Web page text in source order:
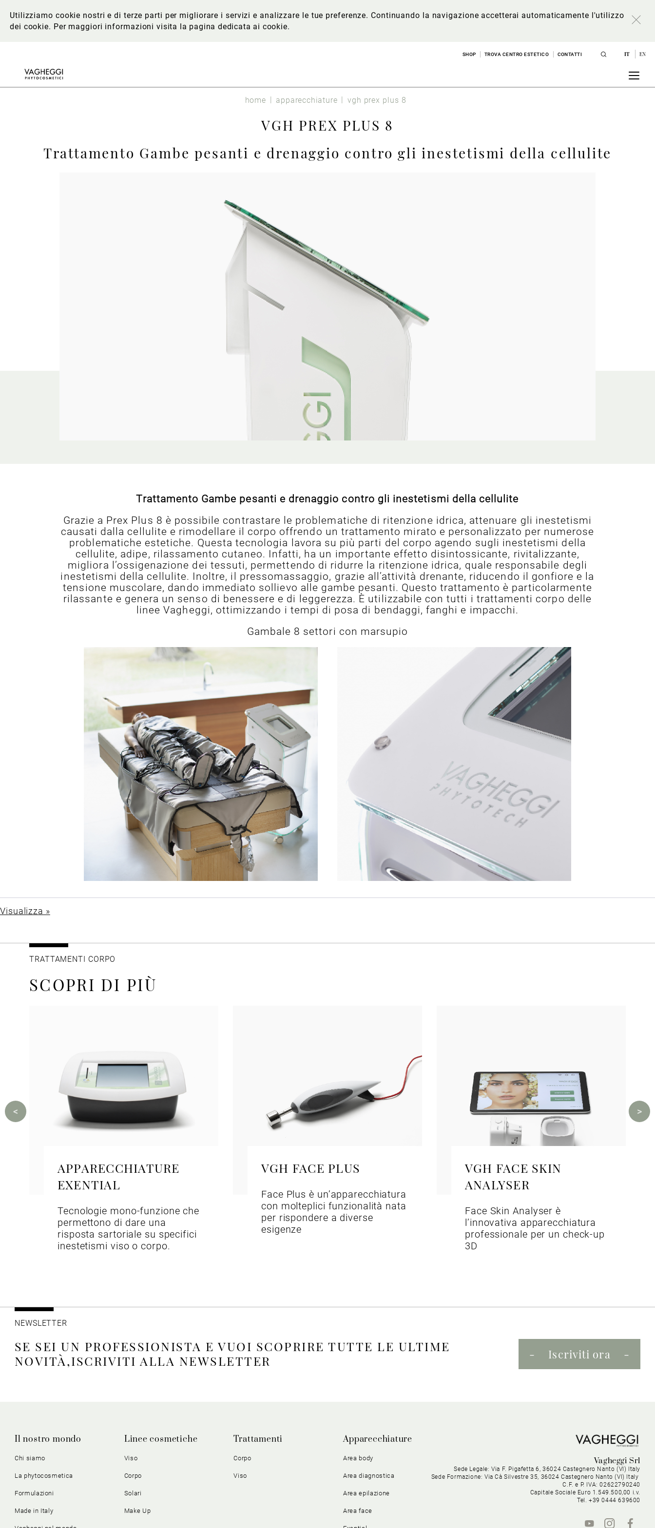
Utilizziamo cookie nostri e di terze parti per migliorare i servizi e analizzare le tue preferenze. Continuando la navigazione accetterai automaticamente l'utilizzo
dei cookie. Per maggiori informazionivisita la pagina dedicata ai cookie.
SHOP TROVA CENTRO ESTETICO CONTATTI IT EN
home apparecchiature vgh prex plus 8
VGH PREX PLUS 8
Trattamento Gambe pesanti e drenaggio contro gli inestetismi della cellulite
Trattamento Gambe pesanti e drenaggio contro gli inestetismi della cellulite
Grazie a Prex Plus 8 è possibile contrastare le problematiche di ritenzione idrica, attenuare gli inestetismi
causati dalla cellulite e rimodellare il corpo offrendo un trattamento mirato e personalizzato per numerose
problematiche estetiche. Questa tecnologia lavora su più parti del corpo agendo sugli inestetismi della
cellulite, adipe, rilassamento cutaneo. Infatti, ha un importante effetto disintossicante, rivitalizzante,
migliora l’ossigenazione dei tessuti, permettendo di ridurre la ritenzione idrica, quale responsabile degli
inestetismi della cellulite. Inoltre, il pressomassaggio, grazie all’attività drenante, riducendo il gonfiore e la
tensione muscolare, dando immediato sollievo alle gambe pesanti. Questo trattamento è particolarmente
rilassante e genera un senso di benessere e di leggerezza. È utilizzabile con tutti i trattamenti corpo delle
linee Vagheggi, ottimizzando i tempi di posa di bendaggi, fanghi e impacchi.
Gambale 8 settori con marsupio
Visualizza »
TRATTAMENTI CORPO
SCOPRI DI PIÙ
APPARECCHIATURE
EXENTIAL
Tecnologie mono-funzione che
permettono di dare una
risposta sartoriale su specifici
inestetismi viso o corpo.
VGH FACE PLUS
Face Plus è un’apparecchiatura
con molteplici funzionalità nata
per rispondere a diverse
esigenze
VGH FACE SKIN
ANALYSER
Face Skin Analyser è
l’innovativa apparecchiatura
professionale per un check-up
3D
NEWSLETTER
SE SEI UN PROFESSIONISTA E VUOI SCOPRIRE TUTTE LE ULTIME
NOVITÀ,ISCRIVITI ALLA NEWSLETTER
Iscriviti ora
Il nostro mondo
Chi siamo
La phytocosmetica
Formulazioni
Made in Italy
Linee cosmetiche
Viso
Corpo
Solari
Make Up
Trattamenti
Corpo
Viso
Apparecchiature
Area body
Area diagnostica
Area epilazione
Area face
Vagheggi Srl
Sede Legale: Via F. Pigafetta 6, 36024 Castegnero Nanto (VI) Italy
Sede Formazione: Via Cà Silvestre 35, 36024 Castegnero Nanto (VI) Italy
C.F. e P. IVA: 02622790240
Capitale Sociale Euro 1.549.500,00 i.v.
Tel. +39 0444 639600